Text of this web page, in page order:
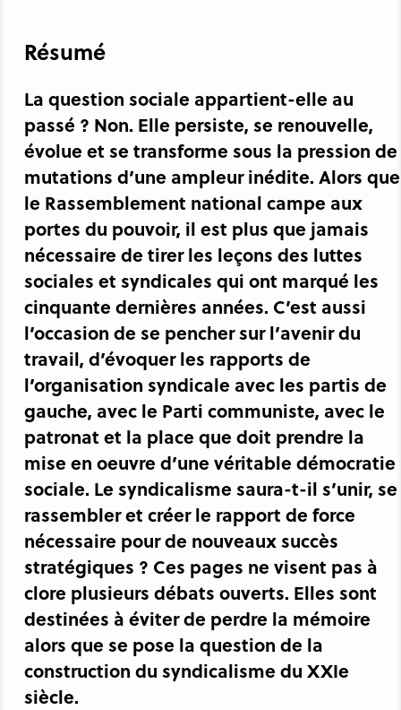
Résumé
La question sociale appartient-elle au
passé ? Non. Elle persiste, se renouvelle,
évolue et se transforme sous la pression de
mutations d’une ampleur inédite. Alors que
le Rassemblement national campe aux
portes du pouvoir, il est plus que jamais
nécessaire de tirer les leçons des luttes
sociales et syndicales qui ont marqué les
cinquante dernières années. C’est aussi
l’occasion de se pencher sur l’avenir du
travail, d’évoquer les rapports de
l’organisation syndicale avec les partis de
gauche, avec le Parti communiste, avec le
patronat et la place que doit prendre la
mise en oeuvre d’une véritable démocratie
sociale. Le syndicalisme saura-t-il s’unir, se
rassembler et créer le rapport de force
nécessaire pour de nouveaux succès
stratégiques ? Ces pages ne visent pas à
clore plusieurs débats ouverts. Elles sont
destinées à éviter de perdre la mémoire
alors que se pose la question de la
construction du syndicalisme du XXIe
siècle.